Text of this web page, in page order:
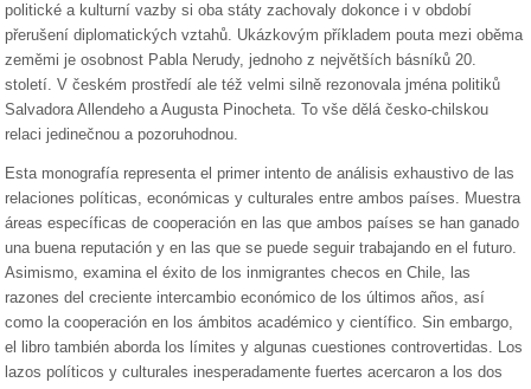
politické a kulturní vazby si oba státy zachovaly dokonce i v období
přerušení diplomatických vztahů. Ukázkovým příkladem pouta mezi oběma
zeměmi je osobnost Pabla Nerudy, jednoho z největších básníků 20.
století. V českém prostředí ale též velmi silně rezonovala jména politiků
Salvadora Allendeho a Augusta Pinocheta. To vše dělá česko-chilskou
relaci jedinečnou a pozoruhodnou.
Esta monografía representa el primer intento de análisis exhaustivo de las
relaciones políticas, económicas y culturales entre ambos países. Muestra
áreas específicas de cooperación en las que ambos países se han ganado
una buena reputación y en las que se puede seguir trabajando en el futuro.
Asimismo, examina el éxito de los inmigrantes checos en Chile, las
razones del creciente intercambio económico de los últimos años, así
como la cooperación en los ámbitos académico y científico. Sin embargo,
el libro también aborda los límites y algunas cuestiones controvertidas. Los
lazos políticos y culturales inesperadamente fuertes acercaron a los dos